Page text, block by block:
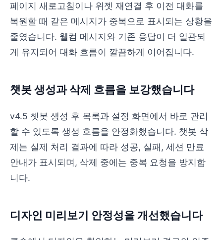
페이지 새로고침이나 위젯 재연결 후 이전 대화를
복원할 때 같은 메시지가 중복으로 표시되는 상황을
줄였습니다. 웰컴 메시지와 기존 응답이 더 일관되
게 유지되어 대화 흐름이 깔끔하게 이어집니다.
챗봇 생성과 삭제 흐름을 보강했습니다
v4.5 챗봇 생성 후 목록과 설정 화면에서 바로 관리
할 수 있도록 생성 흐름을 안정화했습니다. 챗봇 삭
제는 실제 처리 결과에 따라 성공, 실패, 세션 만료
안내가 표시되며, 삭제 중에는 중복 요청을 방지합
니다.
디자인 미리보기 안정성을 개선했습니다